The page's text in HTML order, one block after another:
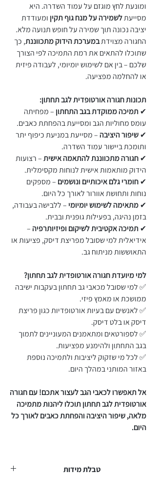
ומונעת לחץ מוגזם על עמוד השדרה. היא
מסייעתלשמירה על מנח גוף תקין ומעודדת
יציבה נכונה תוך שמירה על חופש תנועה מלא.
החגורה מצוידתבמערכת הידוק מתכווננת, כך
שתוכלו להתאים את רמת התמיכה לפי הצורך
שלכם – בין אם לשימוש יומיומי, לעבודה פיזית
או להחלמה מפציעה.
תכונות חגורה אורטופדית לגב תחתון:
✔ תמיכה ממוקדת בגב התחתון – מפחיתה
עומס מחוליות הגב ומסייעת בהפחתת כאבים.
✔ שיפור היציבה – מסייעת במניעת כיפוף יתר
ותומכת ביישור עמוד השדרה.
✔ חגורה מתכווננת להתאמה אישית– רצועות
הידוק מותאמות אישית לנוחות מקסימלית.
✔ חומרי גלם איכותיים ונושמים – מספקים
נוחות ותחושת אוורור לאורך כל היום.
✔ מתאימה לשימוש יומיומי – ללבישה בעבודה,
בזמן נהיגה, בפעילות גופנית ובבית.
✔ תמיכה אקטיבית לשיקום ופיזיותרפיה –
אידיאלית למי שסובל מפריצת דיסק, פציעות או
התאוששות מניתוח גב.
למי מיועדת חגורה אורטופדית לגב תחתון?
✅ למי שסובל מכאבי גב תחתון בעקבות ישיבה
ממושכת או מאמץ פיזי.
✅ לאנשים עם בעיות אורטופדיות כגון פריצת
דיסק או בלט דיסק.
✅ לספורטאים ומתאמנים המעוניינים לתמוך
בגב התחתון ולהימנע מפציעות.
✅ לכל מי שזקוק ליציבות ולתמיכה נוספת
באזור המותני במהלך היום.
אל תאפשרו לכאבי הגב לעצור אתכם! עם חגורה
אורטופדית לגב תחתון תוכלו ליהנות מתמיכה
מלאה, שיפור היציבה והפחתת כאבים לאורך כל
היום.
טבלת מידות